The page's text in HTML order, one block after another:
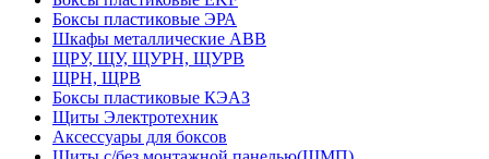
Боксы пластиковые ЭРА
Шкафы металлические ABB
ЩРУ, ЩУ, ЩУРН, ЩУРВ
ЩРН, ЩРВ
Боксы пластиковые КЭАЗ
Щиты Электротехник
Аксессуары для боксов